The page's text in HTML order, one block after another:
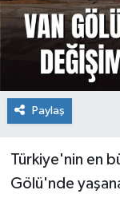
Paylaş
Türkiye'nin en
Gölü'nde